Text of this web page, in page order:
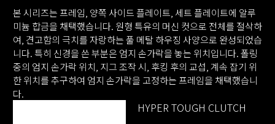
본 시리즈는 프레임, 양쪽 사이드 플레이트, 세트 플레이트에 알루
미늄 합금을 채택했습니다. 원형 특유의 머신 컷으로 전체를 절삭하
여, 견고함의 극치를 자랑하는 풀 메탈 하우징 사양으로 완성되었습
니다. 특히 신경을 쓴 부분은 엄지 손가락을 놓는 위치입니다. 폴링
중의 엄지 손가락 위치, 지그 조작 시, 후킹 후의 교섭, 계속 잡기 위
한 위치를 추구하여 엄지 손가락을 고정하는 프레임을 채택했습니
다.
HYPER TOUGH CLUTCH